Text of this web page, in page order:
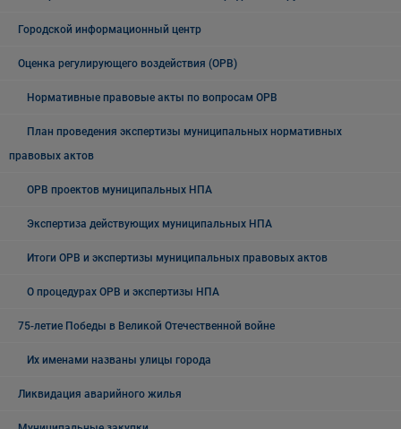
Городской информационный центр
Оценка регулирующего воздействия (ОРВ)
Нормативные правовые акты по вопросам ОРВ
План проведения экспертизы муниципальных нормативных
правовых актов
ОРВ проектов муниципальных НПА
Экспертиза действующих муниципальных НПА
Итоги ОРВ и экспертизы муниципальных правовых актов
О процедурах ОРВ и экспертизы НПА
75-летие Победы в Великой Отечественной войне
Их именами названы улицы города
Ликвидация аварийного жилья